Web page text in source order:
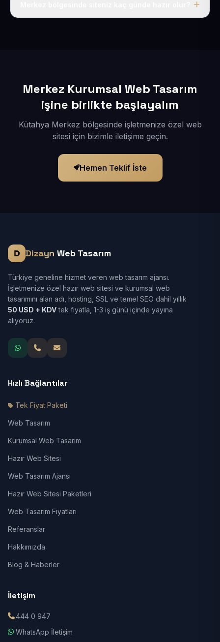
Merkez Kurumsal Web Tasarım
işine birlikte başlayalım
Kütahya Merkez bölgesinde işletmenize özel web
sitesi için bizimle iletişime geçin.
Hemen Teklif İste
Dizayn Web Tasarım
Türkiye geneline hizmet veren web tasarım ajansı.
İşletmenize özel hazır web sitesi ve kurumsal web
tasarımını alan adı, hosting, SSL ve temel SEO dahil yıllık
50 USD + KDVtek fiyatla, 1-3 iş günü içinde yayına
alıyoruz.
Hızlı Bağlantılar
Tek Fiyat Paketi
Web Tasarım
Kurumsal Web Tasarım
Hazır Web Sitesi
Web Tasarım Ajansı
Hazır Web Sitesi Paketleri
Web Tasarım Fiyatları
Referanslar
Hakkımızda
Blog & Haberler
İletişim
444 0 947
WhatsApp İletişim